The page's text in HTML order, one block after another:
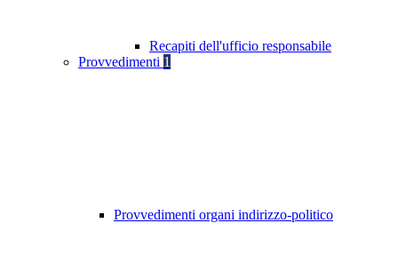
Recapiti dell'ufficio responsabile
Provvedimenti 1
Provvedimenti organi indirizzo-politico